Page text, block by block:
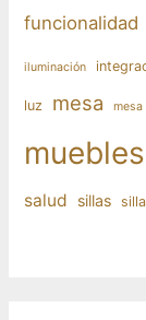
funcionalidad
iluminación
luz mesa
muebles
salud sillas